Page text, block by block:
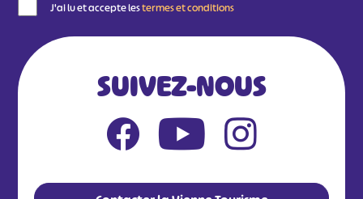
J'ai lu et accepte lestermes et conditions
SUIVEZ-NOUS